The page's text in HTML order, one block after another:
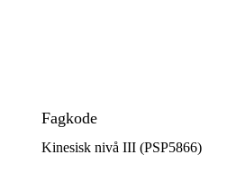
Fagkode
Kinesisk nivå III (PSP5866)